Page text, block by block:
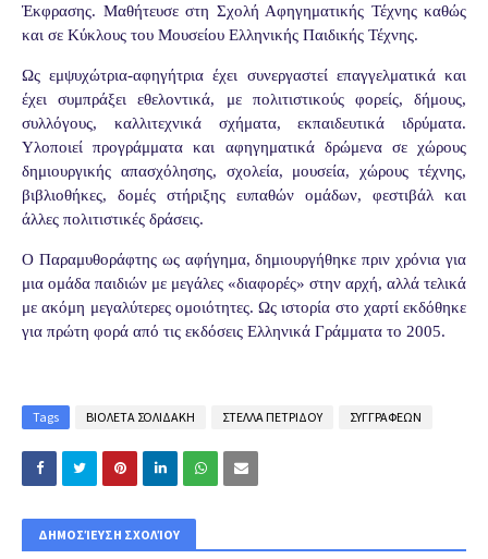
Έκφρασης. Μαθήτευσε στη Σχολή Αφηγηματικής Τέχνης καθώς
και σε Κύκλους του Μουσείου Ελληνικής Παιδικής Τέχνης.
Ως εμψυχώτρια-αφηγήτρια έχει συνεργαστεί επαγγελματικά και
έχει συμπράξει εθελοντικά, με πολιτιστικούς φορείς, δήμους,
συλλόγους, καλλιτεχνικά σχήματα, εκπαιδευτικά ιδρύματα.
Υλοποιεί προγράμματα και αφηγηματικά δρώμενα σε χώρους
δημιουργικής απασχόλησης, σχολεία, μουσεία, χώρους τέχνης,
βιβλιοθήκες, δομές στήριξης ευπαθών ομάδων, φεστιβάλ και
άλλες πολιτιστικές δράσεις.
Ο Παραμυθοράφτης ως αφήγημα, δημιουργήθηκε πριν χρόνια για
μια ομάδα παιδιών με μεγάλες «διαφορές» στην αρχή, αλλά τελικά
με ακόμη μεγαλύτερες ομοιότητες. Ως ιστορία στο χαρτί εκδόθηκε
για πρώτη φορά από τις εκδόσεις Ελληνικά Γράμματα το 2005.
Tags ΒΙΟΛΕΤΑ ΣΟΛΙΔΑΚΗ ΣΤΕΛΛΑ ΠΕΤΡΙΔΟΥ ΣΥΓΓΡΑΦΕΩΝ
ΔΗΜΟΣΊΕΥΣΗ ΣΧΟΛΊΟΥ